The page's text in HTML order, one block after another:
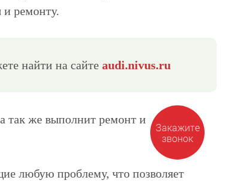
и ремонту.
найти на сайте audi.nivus.ru
так же выполнит ремонт и
любую проблему, что позволяет